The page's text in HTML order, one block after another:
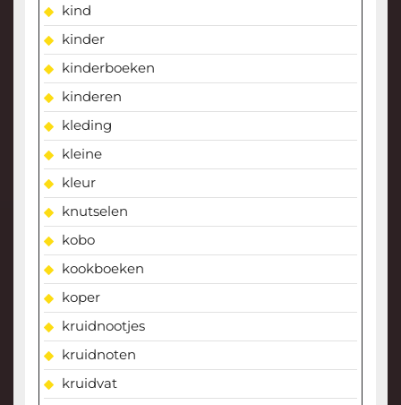
kind
kinder
kinderboeken
kinderen
kleding
kleine
kleur
knutselen
kobo
kookboeken
koper
kruidnootjes
kruidnoten
kruidvat